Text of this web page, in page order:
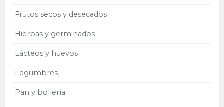
Frutos secos y desecados
Hierbas y germinados
Lácteos y huevos
Legumbres
Pan y bollería